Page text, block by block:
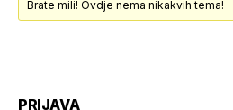
Brate mili! Ovdje nema nikakvih tema!
PRIJAVA